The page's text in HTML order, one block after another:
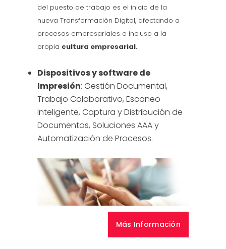
del puesto de trabajo es el inicio de la
nueva Transformación Digital, afectando a
procesos empresariales e incluso a la
propia cultura empresarial.
Dispositivos y software de
Impresión: Gestión Documental,
Trabajo Colaborativo, Escaneo
Inteligente, Captura y Distribución de
Documentos, Soluciones AAA y
Automatización de Procesos.
Más Información